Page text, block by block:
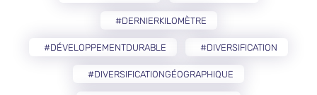
#DERNIERKILOMÈTRE
#DÉVELOPPEMENTDURABLE #DIVERSIFICATION
#DIVERSIFICATIONGÉOGRAPHIQUE